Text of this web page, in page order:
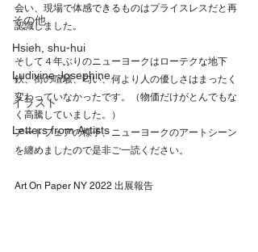
その他
Hsieh, shu-hui
Ludivine Josephine
イラスト
Letters from Artists
会い、現場で体感できるものはプライスレスだと再
認識しました。
そして４年ぶりのニューヨークはローテクな地下
鉄、街の喧騒、匂い、何より人の優しさはまったく
変わっていなかったです。（物価だけがとんでもな
く高騰していました。）
アートフェアの様子、ニューヨークのアートシーン
を纏めましたので是非ご一読ください。
Art On Paper NY 2022 出展報告